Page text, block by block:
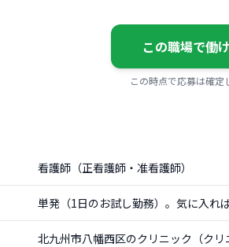
この職場で働
この時点で応募は確
看護師（正看護師・准看護師）
単発（1日のお試し勤務）。気に入れ
北九州市八幡西区のクリニック（クリ